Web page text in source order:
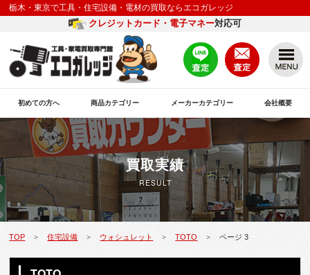
栃木・東京で工具・住宅設備・電材の買取ならエコガレッジ
クレジットカード・電子マネー対応可
初めての方へ 商品カテゴリー メーカーカテゴリー 会社概要
買取実績
RESULT
TOP > 住宅設備 > ウォシュレット > TOTO > ページ 3